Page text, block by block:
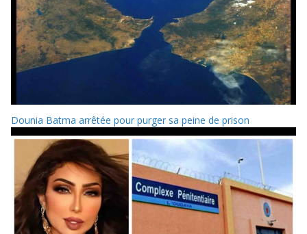
Dounia Batma arrêtée pour purger sa peine de prison